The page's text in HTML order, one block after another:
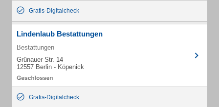
Gratis-Digitalcheck
Lindenlaub Bestattungen
Bestattungen
Grünauer Str. 14
12557 Berlin - Köpenick
Gratis-Digitalcheck